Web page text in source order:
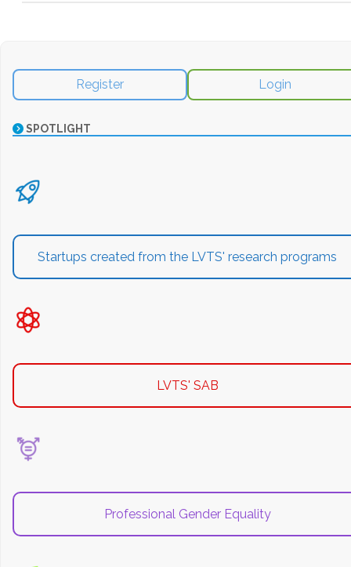
Register Login
SPOTLIGHT
Startups created from the LVTS' research programs
LVTS' SAB
Professional Gender Equality